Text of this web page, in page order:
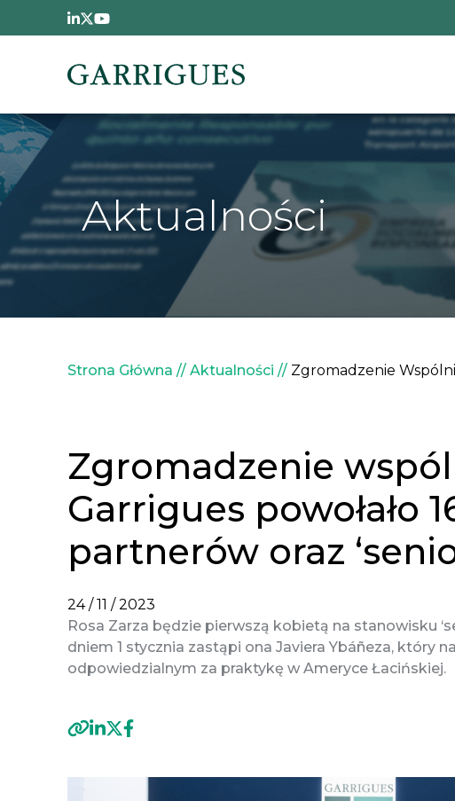
Przejdź do treści
Aktualności
Ścieżka nawigacyjna
Strona Główna Aktualności Zgromadzenie
Zgromadzenie
Garrigues powołało
partnerów oraz
24 / 11 / 2023
Rosa Zarza będzie pierwszą kobietą na stanowisku
dniem 1 stycznia zastąpi ona Javiera Ybáñeza, który
odpowiedzialnym za praktykę w Ameryce Łacińskiej.